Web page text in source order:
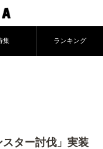
集 ランキング
ター討伐」実装